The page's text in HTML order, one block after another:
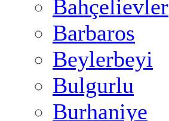
Bahçelievler
Barbaros
Beylerbeyi
Bulgurlu
Burhaniye